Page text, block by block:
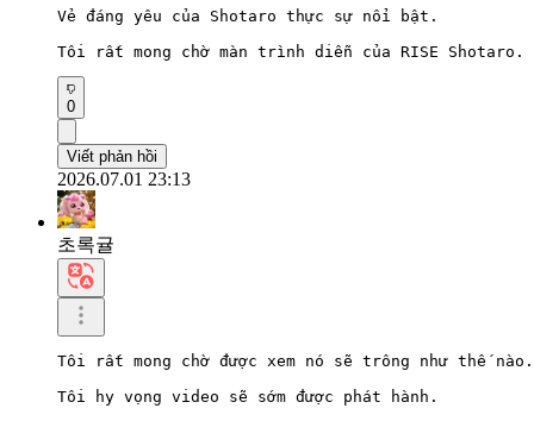
Vẻ đáng yêu của Shotaro thực sự nổi bật.
Tôi rất mong chờ màn trình diễn của RISE Shotaro.
0
Viết phản hồi
2026.07.01 23:13
초록귤
Tôi rất mong chờ được xem nó sẽ trông như thế nào.
Tôi hy vọng video sẽ sớm được phát hành.